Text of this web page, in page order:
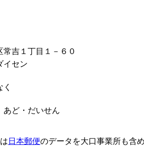
常吉１丁目１－６０
セン
ど・だいせん
日本郵便のデータを大口事業所も含